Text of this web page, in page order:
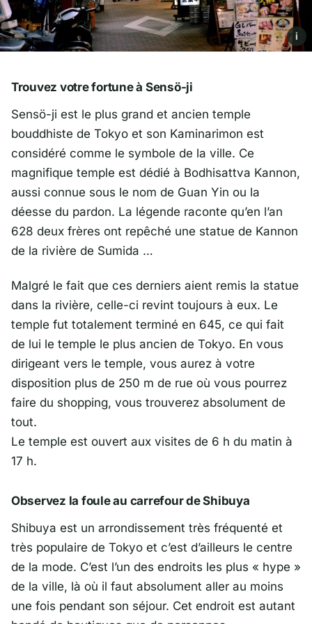
i
Trouvez votre fortune à Sensö-ji
Sensö-ji est le plus grand et ancien temple
bouddhiste de Tokyo et son Kaminarimon est
considéré comme le symbole de la ville. Ce
magnifique temple est dédié à Bodhisattva Kannon,
aussi connue sous le nom de Guan Yin ou la
déesse du pardon. La légende raconte qu’en l’an
628 deux frères ont repêché une statue de Kannon
de la rivière de Sumida …
Malgré le fait que ces derniers aient remis la statue
dans la rivière, celle-ci revint toujours à eux. Le
temple fut totalement terminé en 645, ce qui fait
de lui le temple le plus ancien de Tokyo. En vous
dirigeant vers le temple, vous aurez à votre
disposition plus de 250 m de rue où vous pourrez
faire du shopping, vous trouverez absolument de
tout.
Le temple est ouvert aux visites de 6 h du matin à
17 h.
Observez la foule au carrefour de Shibuya
Shibuya est un arrondissement très fréquenté et
très populaire de Tokyo et c’est d’ailleurs le centre
de la mode. C’est l’un des endroits les plus « hype »
de la ville, là où il faut absolument aller au moins
une fois pendant son séjour. Cet endroit est autant